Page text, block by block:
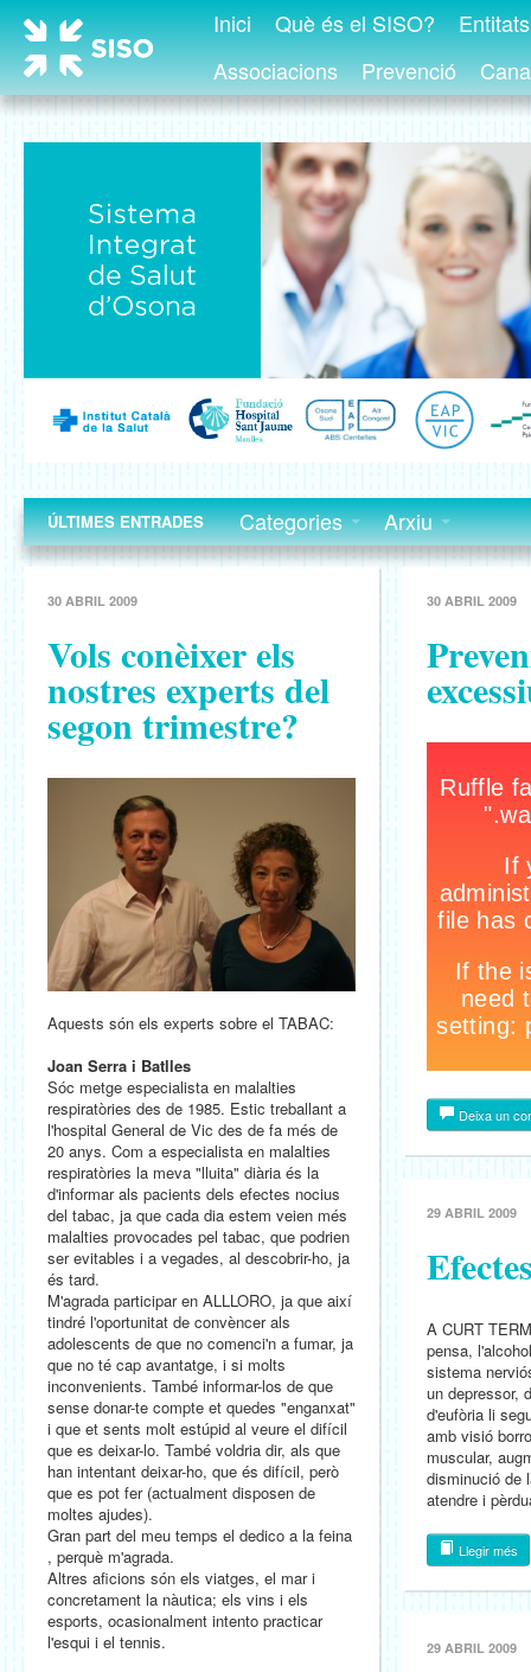
Inici Què és el SISO?
Associacions
Prevenció
ÚLTIMES ENTRADES Categories Arxiu
30 ABRIL 2009
Vols conèixer els
nostres experts del
segon trimestre?
Aquests són els experts sobre el TABAC:
Joan Serra i Batlles
Sóc metge especialista en malalties
respiratòries des de 1985. Estic treballant a
l'hospital General de Vic des de fa més de
20 anys. Com a especialista en malalties
respiratòries la meva "lluita" diària és la
d'informar als pacients dels efectes nocius
del tabac, ja que cada dia estem veien més
malalties provocades pel tabac, que podrien
ser evitables i a vegades, al descobrir-ho, ja
és tard.
M'agrada participar en ALLLORO, ja que així
tindré l'oportunitat de convèncer als
adolescents de que no comenci'n a fumar, ja
que no té cap avantatge, i si molts
inconvenients. També informar-los de que
sense donar-te compte et quedes "enganxat"
i que et sents molt estúpid al veure el difícil
que es deixar-lo. També voldria dir, als que
han intentant deixar-ho, que és difícil, però
que es pot fer (actualment disposen de
moltes ajudes).
Gran part del meu temps el dedico a la feina
, perquè m'agrada.
Altres aficions són els viatges, el mar i
concretament la nàutica; els vins i els
esports, ocasionalment intento practicar
l'esqui i el tennis.
30 ABRIL 2009
Deixa un
29 ABRIL 2009
A CURT
pensa,
sistema
un depressor,
d'eufòria li
amb visió
muscular,
disminució de
atendre i
Llegir més
29 ABRIL 2009